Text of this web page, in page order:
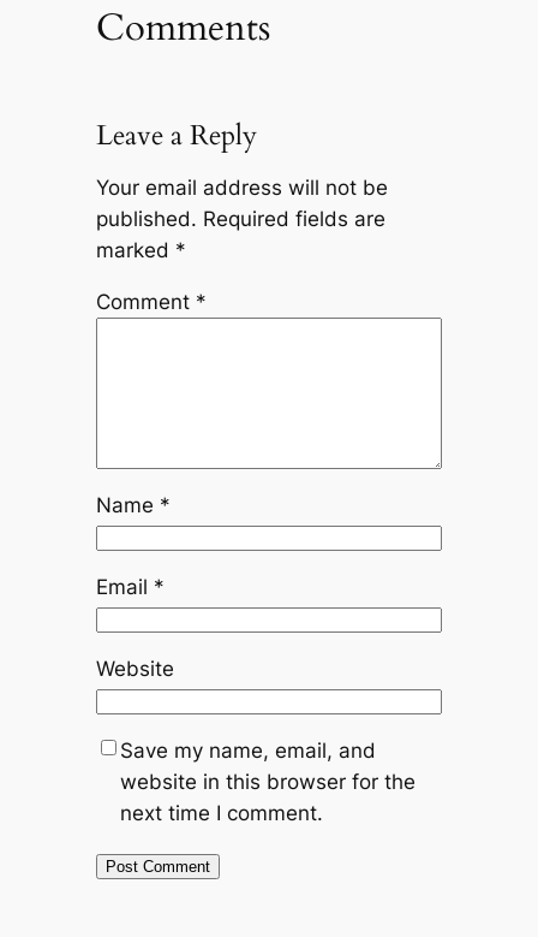
Comments
Leave a Reply
Your email address will not be
published. Required fields are
marked *
Comment *
Name *
Email *
Website
Save my name, email, and
website in this browser for the
next time I comment.